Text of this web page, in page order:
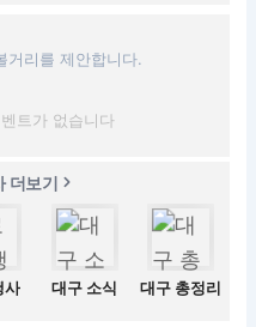
거리를 제안합니다.
트가 없습니다
더보기
사 대구 소식 대구 총정리